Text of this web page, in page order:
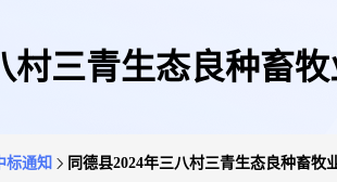
村三青生态良种畜
标通知 同德县2024年三八村三青生态良种畜